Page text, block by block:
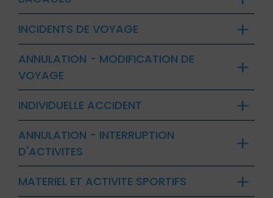
INCIDENTS DE VOYAGE
ANNULATION - MODIFICATION DE
VOYAGE
INDIVIDUELLE ACCIDENT
ANNULATION - INTERRUPTION
D'ACTIVITES
MATERIEL ET ACTIVITE SPORTIFS